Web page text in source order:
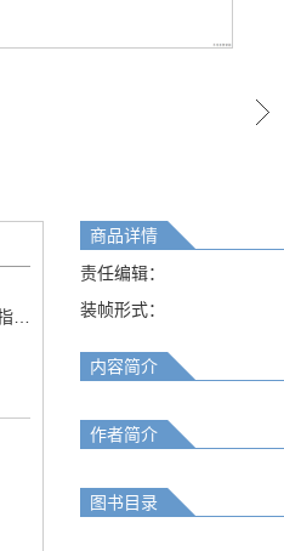
商品详情
责任编辑：
装帧形式：
内容简介
作者简介
图书目录